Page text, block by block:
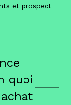
et prospect
quoi